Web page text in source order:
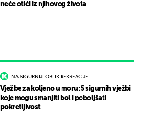
NAJSIGURNIJI OBLIK REKREACIJE
Vježbe za koljeno u moru: 5 sigurnih vježbi
koje mogu smanjiti bol i poboljšati
pokretljivost
neće otići iz njihovog života